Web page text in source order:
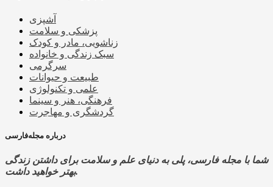
آشپزی
پزشکی و سلامت
زناشویی، مادر و کودک
سبک زندگی و خانواده
سرگرمی
طبیعت و حیوانات
علمی و تکنولوژی
فرهنگی، هنر و سینما
گردشگری و مهاجرت
درباره مجله‌فارسی
شما با مجله فارسی، پلی به دنیای علم و سلامت برای داشتن زندگی
بهتر خواهید داشت.